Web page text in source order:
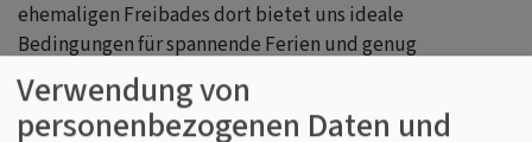
ehemaligen Freibades dort bietet uns ideale
Bedingungen für spannende Ferien und genug
Möglichkeiten auch bei schlechtem Wetter: Geländeund
Wasserspiele, Quiz, Bibelarbeiten und als Höhepunkt die
legendäre Abschluss-Show, bei der die Jugendleiter
Verwendung von
personenbezogenen Daten und